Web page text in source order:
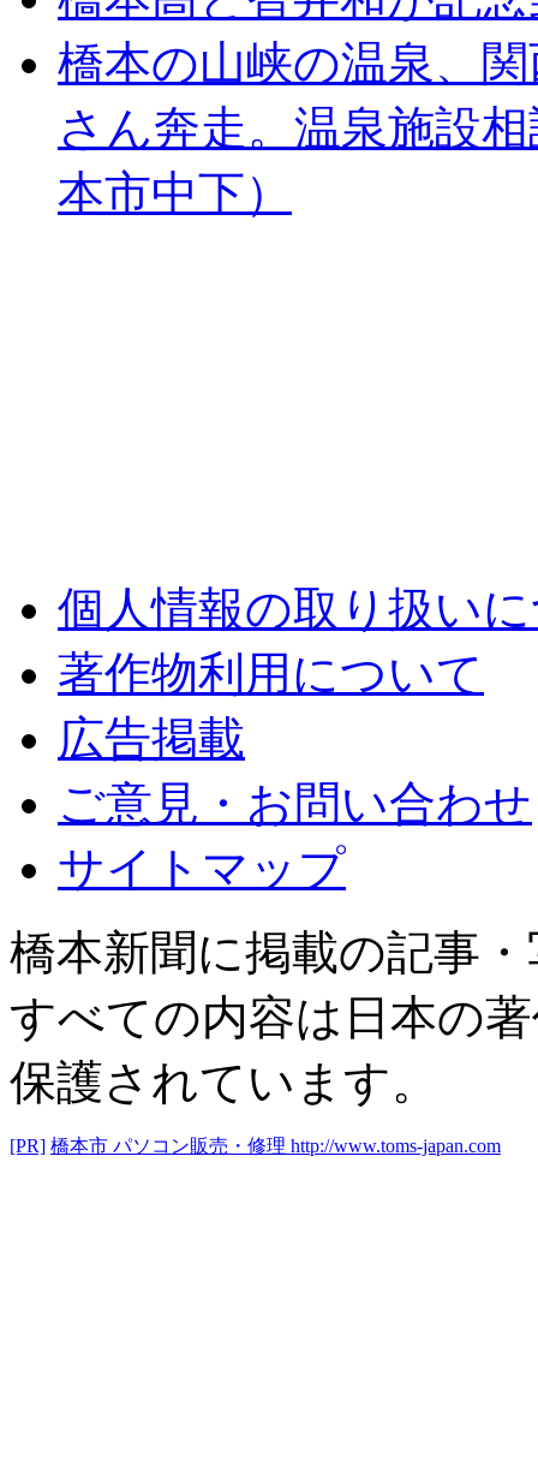
橋本の山峡の温泉、
さん奔走。温泉施設
本市中下）
個人情報の取り扱い
著作物利用について
広告掲載
ご意見・お問い合わせ
サイトマップ
橋本新聞に掲載の記事
すべての内容は日本の
保護されています。
[PR] 橋本市 パソコン販売・修理 http://www.toms-japan.com